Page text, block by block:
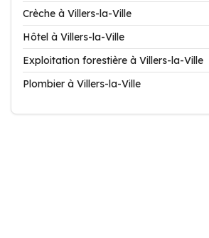
Crèche à Villers-la-Ville
Hôtel à Villers-la-Ville
Exploitation forestière à Villers-la-Ville
Plombier à Villers-la-Ville